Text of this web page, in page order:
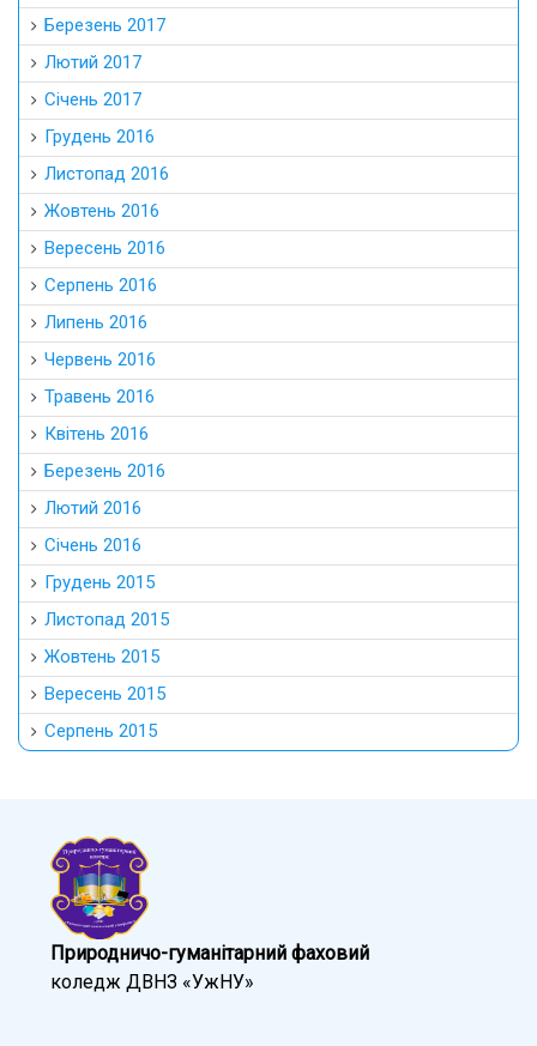
Березень 2017
Лютий 2017
Січень 2017
Грудень 2016
Листопад 2016
Жовтень 2016
Вересень 2016
Серпень 2016
Липень 2016
Червень 2016
Травень 2016
Квітень 2016
Березень 2016
Лютий 2016
Січень 2016
Грудень 2015
Листопад 2015
Жовтень 2015
Вересень 2015
Серпень 2015
Природничо-гуманітарний фаховий
коледж ДВНЗ «УжНУ»